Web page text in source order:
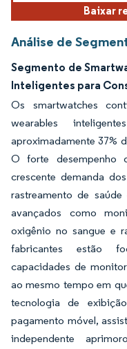
Baixar
Análise de
Segmento de
Inteligentes para
Os smartwatches
wearables
aproximadamente 37%
O forte desempenho
crescente demanda
rastreamento de
avançados como
oxigênio no sangue e
fabricantes estão
capacidades de
ao mesmo tempo em
tecnologia de
pagamento móvel,
independente